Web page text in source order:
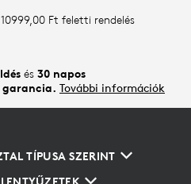
10999,00 Ft feletti rendelés
és 30 napos
garancia. További információk
TÍPUSA SZERINT